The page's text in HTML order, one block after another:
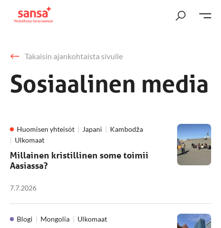
Takaisin ajankohtaista sivulle
Sosiaalinen media
Huomisen yhteisöt Japani
Kambodža
Ulkomaat
Millainen kristillinen some toimii
Aasiassa?
7.7.2026
Blogi Mongolia Ulkomaat